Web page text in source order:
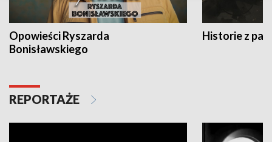
Opowieści Ryszarda
Bonisławskiego
Historie z
REPORTAŻE